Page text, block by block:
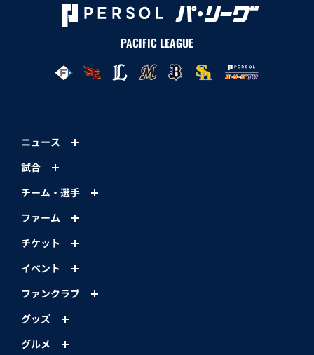
PACIFIC LEAGUE
ニュース
試合
チーム・選手
ファーム
チケット
イベント
ファンクラブ
グッズ
グルメ